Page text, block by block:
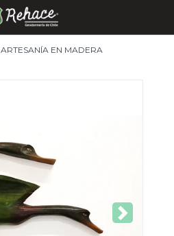
ARTESANÍA EN MADERA
Next